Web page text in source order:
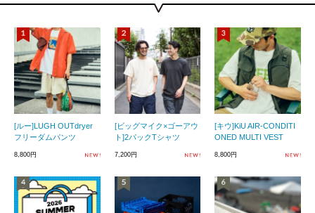
[ルー]LUGH OUTdryer
フリーダムパンツ
8,800円
[ビッグマイク×ゴーアウ
ト]2パックTシャツ
7,200円
[キウ]KiU AIR-CONDITI
ONED MULTI VEST
8,800円